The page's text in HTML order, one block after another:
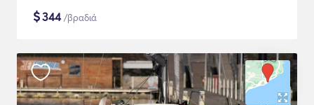
$344/βραδιά